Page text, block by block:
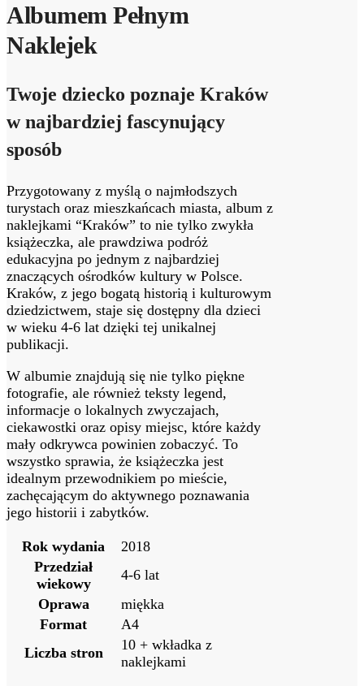
Albumem Pełnym
Naklejek
Twoje dziecko poznaje Kraków
w najbardziej fascynujący
sposób
Przygotowany z myślą o najmłodszych
turystach oraz mieszkańcach miasta, album z
naklejkami “Kraków” to nie tylko zwykła
książeczka, ale prawdziwa podróż
edukacyjna po jednym z najbardziej
znaczących ośrodków kultury w Polsce.
Kraków, z jego bogatą historią i kulturowym
dziedzictwem, staje się dostępny dla dzieci
w wieku 4-6 lat dzięki tej unikalnej
publikacji.
W albumie znajdują się nie tylko piękne
fotografie, ale również teksty legend,
informacje o lokalnych zwyczajach,
ciekawostki oraz opisy miejsc, które każdy
mały odkrywca powinien zobaczyć. To
wszystko sprawia, że książeczka jest
idealnym przewodnikiem po mieście,
zachęcającym do aktywnego poznawania
jego historii i zabytków.
Rok wydania
2018
Przedział
wiekowy
4-6 lat
Oprawa
miękka
Format
A4
Liczba stron
10 + wkładka z
naklejkami